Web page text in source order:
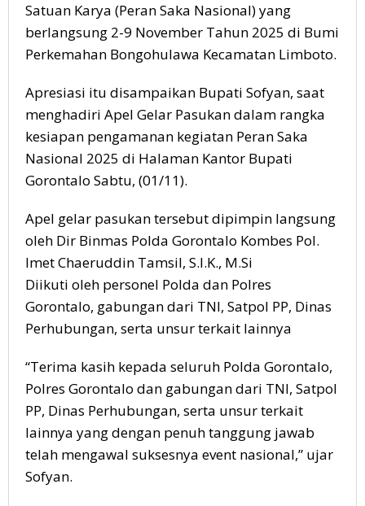
Satuan Karya (Peran Saka Nasional) yang
berlangsung 2-9 November Tahun 2025 di Bumi
Perkemahan Bongohulawa Kecamatan Limboto.
Apresiasi itu disampaikan Bupati Sofyan, saat
menghadiri Apel Gelar Pasukan dalam rangka
kesiapan pengamanan kegiatan Peran Saka
Nasional 2025 di Halaman Kantor Bupati
Gorontalo Sabtu, (01/11).
Apel gelar pasukan tersebut dipimpin langsung
oleh Dir Binmas Polda Gorontalo Kombes Pol.
Imet Chaeruddin Tamsil, S.I.K., M.Si
Diikuti oleh personel Polda dan Polres
Gorontalo, gabungan dari TNI, Satpol PP, Dinas
Perhubungan, serta unsur terkait lainnya
“Terima kasih kepada seluruh Polda Gorontalo,
Polres Gorontalo dan gabungan dari TNI, Satpol
PP, Dinas Perhubungan, serta unsur terkait
lainnya yang dengan penuh tanggung jawab
telah mengawal suksesnya event nasional,” ujar
Sofyan.